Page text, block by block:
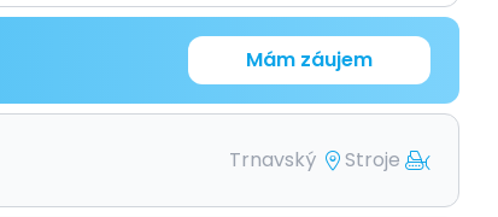
Mám záujem
Trnavský Stroje